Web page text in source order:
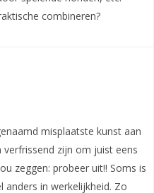
combineren?
misplaatste kunst aan
verfrissend zijn om juist eens
zeggen: probeer uit!! Soms is
in werkelijkheid. Zo